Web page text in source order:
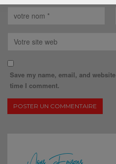
Save my name, email, and
time I comment.